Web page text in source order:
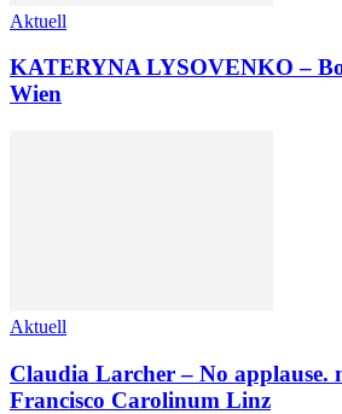
Aktuell
KATERYNA LYSOVENKO –
Wien
Aktuell
Claudia Larcher – No applause.
Francisco Carolinum Linz